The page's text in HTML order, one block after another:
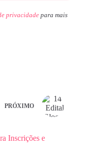
privacidadepara mais
PRÓXIMO